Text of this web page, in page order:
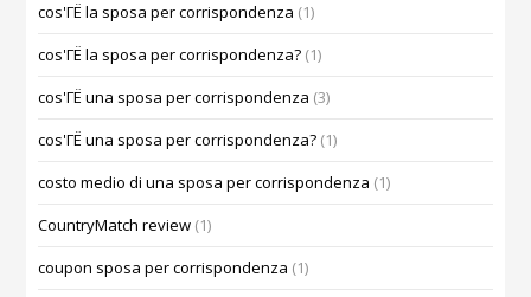
cos'ГЁ la sposa per corrispondenza (1)
cos'ГЁ la sposa per corrispondenza? (1)
cos'ГЁ una sposa per corrispondenza (3)
cos'ГЁ una sposa per corrispondenza? (1)
costo medio di una sposa per corrispondenza (1)
CountryMatch review (1)
coupon sposa per corrispondenza (1)